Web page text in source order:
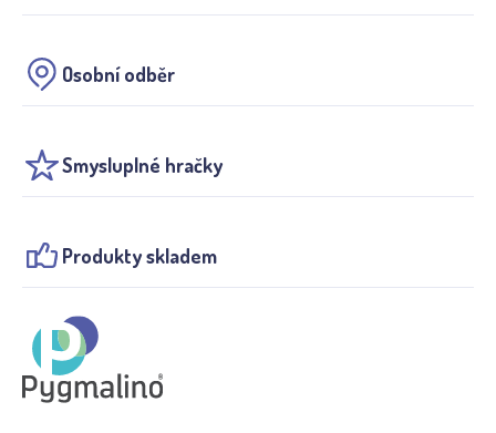
Osobní odběr
Smysluplné hračky
Produkty skladem